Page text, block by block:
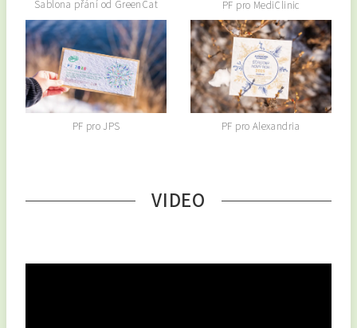
Šablona přání od GreenCat PF pro MediClinic
PF pro JPS PF pro Alexandria
VIDEO